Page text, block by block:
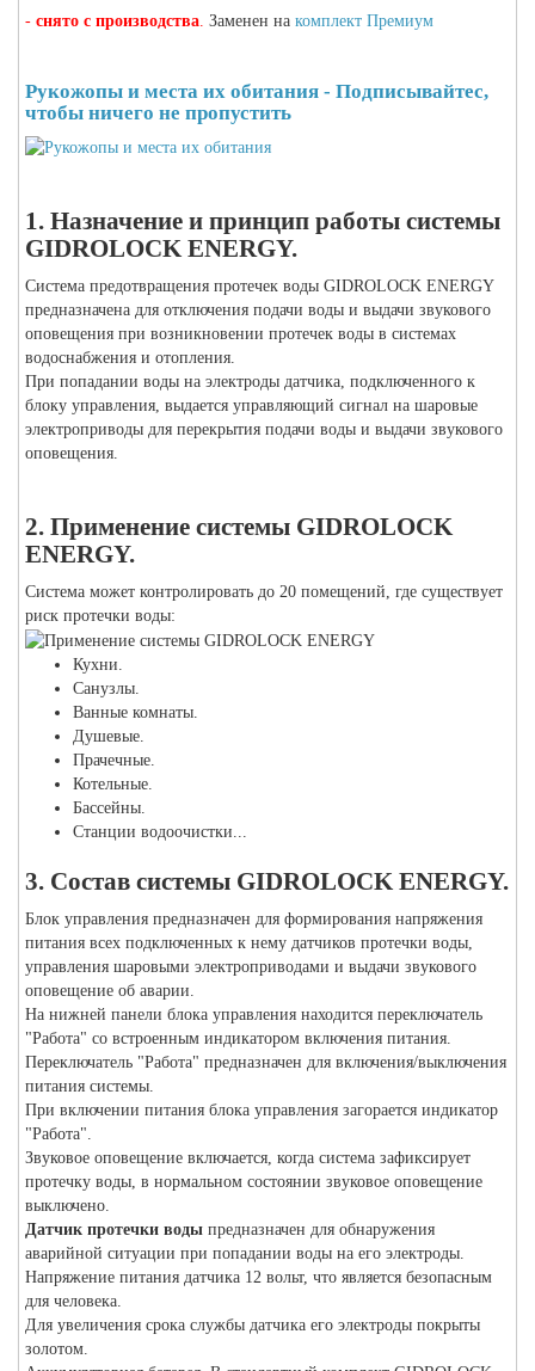
- снято с производства Заменен на комплект Премиум
Рукожопы и места их обитания - Подписывайтес,
чтобы ничего не пропустить
1. Назначение и принцип работы системы
GIDROLOCK ENERGY.
Система предотвращения протечек воды GIDROLOCK ENERGY
предназначена для отключения подачи воды и выдачи звукового
оповещения при возникновении протечек воды в системах
водоснабжения и отопления.
При попадании воды на электроды датчика, подключенного к
блоку управления, выдается управляющий сигнал на шаровые
электроприводы для перекрытия подачи воды и выдачи звукового
оповещения.
2. Применение системы GIDROLOCK
ENERGY.
Система может контролировать до 20 помещений, где существует
риск протечки воды:
Кухни.
Санузлы.
Ванные комнаты.
Душевые.
Прачечные.
Котельные.
Бассейны.
Станции водоочистки...
3. Состав системы GIDROLOCK ENERGY.
Блок управления предназначен для формирования напряжения
питания всех подключенных к нему датчиков протечки воды,
управления шаровыми электроприводами и выдачи звукового
оповещение об аварии.
На нижней панели блока управления находится переключатель
"Работа" со встроенным индикатором включения питания.
Переключатель "Работа" предназначен для включения/выключения
питания системы.
При включении питания блока управления загорается индикатор
"Работа".
Звуковое оповещение включается, когда система зафиксирует
протечку воды, в нормальном состоянии звуковое оповещение
выключено.
Датчик протечки воды предназначен для обнаружения
аварийной ситуации при попадании воды на его электроды.
Напряжение питания датчика 12 вольт, что является безопасным
для человека.
Для увеличения срока службы датчика его электроды покрыты
золотом.